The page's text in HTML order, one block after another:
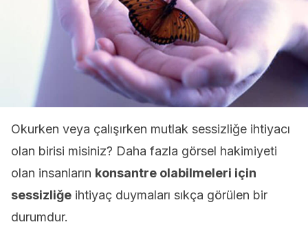
Okurken veya çalışırken mutlak sessizliğe ihtiyacı
olan birisi misiniz? Daha fazla görsel hakimiyeti
olan insanların konsantre olabilmeleri için
sessizliğe ihtiyaç duymaları sıkça görülen bir
durumdur.